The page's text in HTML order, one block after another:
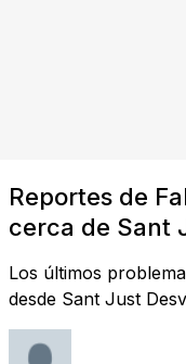
Reportes de
cerca de Sant
Los últimos
desde Sant Just